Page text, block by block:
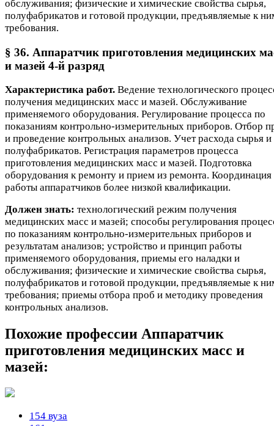
обслуживания; физические и химические свойства сырья,
полуфабрикатов и готовой продукции, предъявляемые к
требования.
§ 36. Аппаратчик приготовления медицинских
и мазей 4-й разряд
Характеристика работ. Ведение технологического
получения медицинских масс и мазей. Обслуживание
применяемого оборудования. Регулирование процесса по
показаниям контрольно-измерительных приборов. Отбор
и проведение контрольных анализов. Учет расхода сырья и
полуфабрикатов. Регистрация параметров процесса
приготовления медицинских масс и мазей. Подготовка
оборудования к ремонту и прием из ремонта. Координация
работы аппаратчиков более низкой квалификации.
Должен знать: технологический режим получения
медицинских масс и мазей; способы регулирования
по показаниям контрольно-измерительных приборов и
результатам анализов; устройство и принцип работы
применяемого оборудования, приемы его наладки и
обслуживания; физические и химические свойства сырья,
полуфабрикатов и готовой продукции, предъявляемые к
требования; приемы отбора проб и методику проведения
контрольных анализов.
Похожие профессии Аппаратчик
приготовления медицинских масс и
мазей:
154 вуза